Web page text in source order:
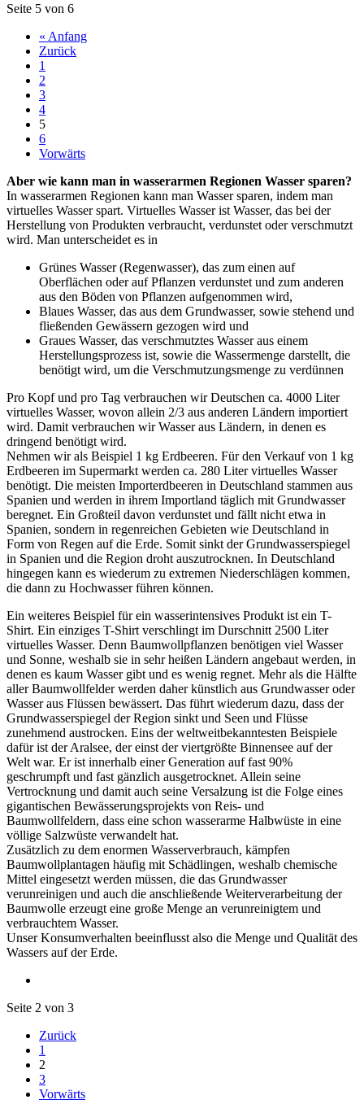
Seite 5 von 6
« Anfang
Zurück
1
2
3
4
5
6
Vorwärts
Aber wie kann man in wasserarmen Regionen Wasser sparen?
In wasserarmen Regionen kann man Wasser sparen, indem man
virtuelles Wasser spart. Virtuelles Wasser ist Wasser, das bei der
Herstellung von Produkten verbraucht, verdunstet oder verschmutzt
wird. Man unterscheidet es in
Grünes Wasser (Regenwasser), das zum einen auf
Oberflächen oder auf Pflanzen verdunstet und zum anderen
aus den Böden von Pflanzen aufgenommen wird,
Blaues Wasser, das aus dem Grundwasser, sowie stehend und
fließenden Gewässern gezogen wird und
Graues Wasser, das verschmutztes Wasser aus einem
Herstellungsprozess ist, sowie die Wassermenge darstellt, die
benötigt wird, um die Verschmutzungsmenge zu verdünnen
Pro Kopf und pro Tag verbrauchen wir Deutschen ca. 4000 Liter
virtuelles Wasser, wovon allein 2/3 aus anderen Ländern importiert
wird. Damit verbrauchen wir Wasser aus Ländern, in denen es
dringend benötigt wird.
Nehmen wir als Beispiel 1 kg Erdbeeren. Für den Verkauf von 1 kg
Erdbeeren im Supermarkt werden ca. 280 Liter virtuelles Wasser
benötigt. Die meisten Importerdbeeren in Deutschland stammen aus
Spanien und werden in ihrem Importland täglich mit Grundwasser
beregnet. Ein Großteil davon verdunstet und fällt nicht etwa in
Spanien, sondern in regenreichen Gebieten wie Deutschland in
Form von Regen auf die Erde. Somit sinkt der Grundwasserspiegel
in Spanien und die Region droht auszutrocknen. In Deutschland
hingegen kann es wiederum zu extremen Niederschlägen kommen,
die dann zu Hochwasser führen können.
Ein weiteres Beispiel für ein wasserintensives Produkt ist ein T-
Shirt. Ein einziges T-Shirt verschlingt im Durschnitt 2500 Liter
virtuelles Wasser. Denn Baumwollpflanzen benötigen viel Wasser
und Sonne, weshalb sie in sehr heißen Ländern angebaut werden, in
denen es kaum Wasser gibt und es wenig regnet. Mehr als die Hälfte
aller Baumwollfelder werden daher künstlich aus Grundwasser oder
Wasser aus Flüssen bewässert. Das führt wiederum dazu, dass der
Grundwasserspiegel der Region sinkt und Seen und Flüsse
zunehmend austrocken. Eins der weltweitbekanntesten Beispiele
dafür ist der Aralsee, der einst der viertgrößte Binnensee auf der
Welt war. Er ist innerhalb einer Generation auf fast 90%
geschrumpft und fast gänzlich ausgetrocknet. Allein seine
Vertrocknung und damit auch seine Versalzung ist die Folge eines
gigantischen Bewässerungsprojekts von Reis- und
Baumwollfeldern, dass eine schon wasserarme Halbwüste in eine
völlige Salzwüste verwandelt hat.
Zusätzlich zu dem enormen Wasserverbrauch, kämpfen
Baumwollplantagen häufig mit Schädlingen, weshalb chemische
Mittel eingesetzt werden müssen, die das Grundwasser
verunreinigen und auch die anschließende Weiterverarbeitung der
Baumwolle erzeugt eine große Menge an verunreinigtem und
verbrauchtem Wasser.
Unser Konsumverhalten beeinflusst also die Menge und Qualität des
Wassers auf der Erde.
Seite 2 von 3
Zurück
1
2
3
Vorwärts